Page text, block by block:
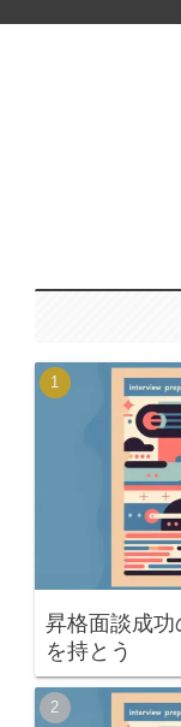
昇格面談成
を持とう